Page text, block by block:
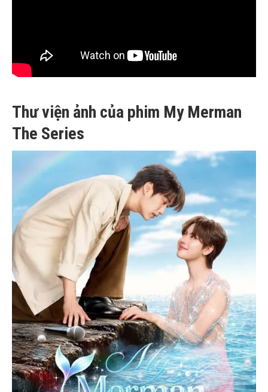
Thư viện ảnh của phim My Merman
The Series